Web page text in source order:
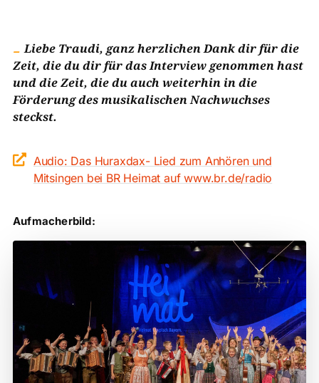
Liebe Traudi, ganz herzlichen Dank dir für die
Zeit, die du dir für das Interview genommen hast
und die Zeit, die du auch weiterhin in die
Förderung des musikalischen Nachwuchses
steckst.
 Audio: Das Huraxdax- Lied zum Anhören und
Mitsingen bei BR Heimat auf www.br.de/radio
Aufmacherbild: